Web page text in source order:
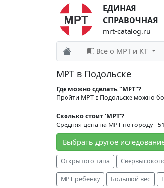
ЕДИНАЯ
СПРАВОЧНАЯ
mrt-catalog.ru
Все о МРТ и КТ
МРТ в Подольске
Где можно сделать "МРТ"?
Пройти МРТ в Подольске можно
Сколько стоит 'МРТ'?
Средняя цена на МРТ по городу -
Выбрать другое
Открытого типа
МРТ ребенку Большой вес